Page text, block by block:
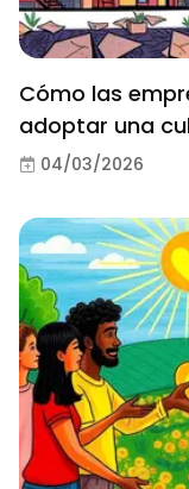
Cómo las
adoptar una
04/03/2026